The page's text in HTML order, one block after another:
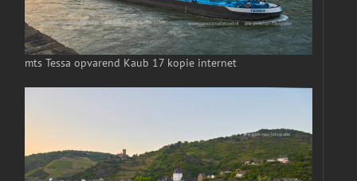
mts Tessa opvarend Kaub 17 kopie internet